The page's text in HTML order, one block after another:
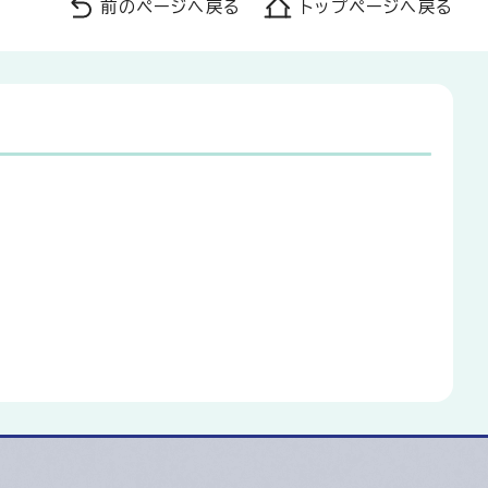
前のページへ戻る トップページへ戻る